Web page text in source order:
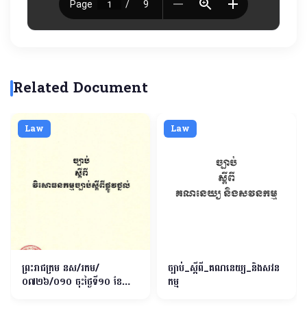
Related Document
Law
ព្រះរាជក្រម នស/រកម/
០៧២៦/០១០ ចុះថ្ងៃទី១០​ ខែ
Law
ច្បាប់_ស្ដីពី_គណនេយ្យ_និងសវន
កម្ម